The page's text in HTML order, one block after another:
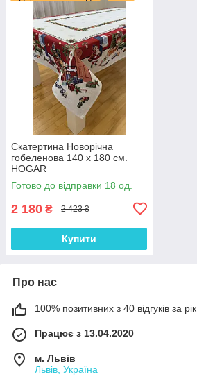
Скатертина Новорічна
гобеленова 140 х 180 см.
HOGAR
Готово до відправки 18 од.
2 180 ₴ 2 423 ₴
Купити
Про нас
100% позитивних з 40 відгуків за рік
Працює з 13.04.2020
м. Львів
Львів, Україна